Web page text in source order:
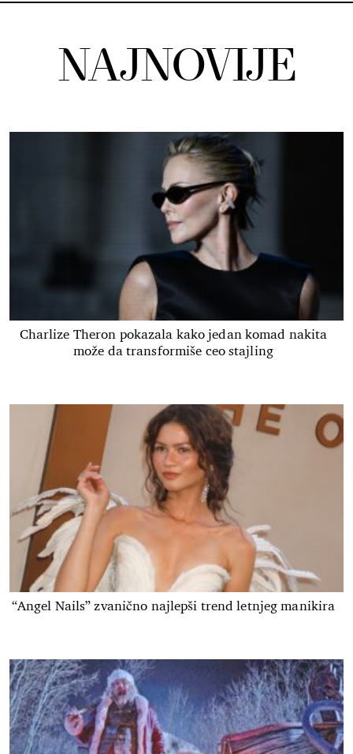
NAJNOVIJE
Charlize Theron pokazala kako jedan komad nakita
može da transformiše ceo stajling
“Angel Nails” zvanično najlepši trend letnjeg manikira